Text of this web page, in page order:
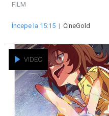
FILM
Începe la 15:15 | CineGold
VIDEO